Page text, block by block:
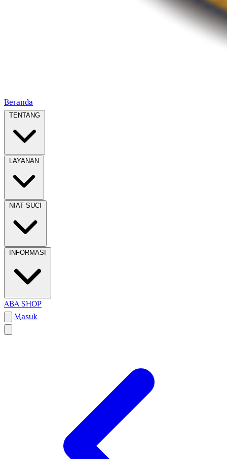
Beranda
TENTANG
LAYANAN
NIAT SUCI
INFORMASI
ABA SHOP
Masuk